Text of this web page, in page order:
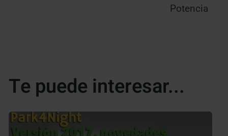
Potencia
Te puede interesar...